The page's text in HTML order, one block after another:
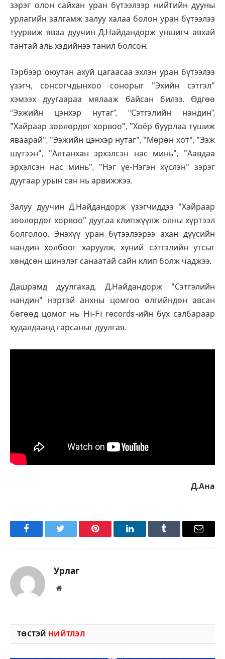
зэрэг олон сайхан уран бүтээлээр нийтийн дууны
урлагийн залгамж залуу халаа болон уран бүтээлээ
туурвиж яваа дуучин Д.Найдандорж уншигч авхай
тантай аль хэдийнээ танил болсон.
Тэрбээр оюутан ахуй цагаасаа эхлэн уран бүтээлээ
үзэгч, сонсогчдынхоо сонорыг "Эхийн сэтгэл"
хэмээх дуугаараа мялааж байсан билээ. Өдгөө
“Ээжийн цэнхэр нутаг”, “Сэтгэлийн нандин”,
"Хайраар зөөлөрдөг хорвоо", "Хоёр буурлаа түшиж
яваарай", "Ээжийн цэнхэр нутаг", "Мөрөн хот", "Ээж
шүтээн", "Алтанхан эрхэлсэн нас минь", "Аавдаа
эрхэлсэн нас минь", "Нэг үе-Нэгэн хүслэн" зэрэг
дуугаар урын сан нь арвижжээ.
Залуу дуучин Д.Найдандорж үзэгчиддээ "Хайраар
зөөлөрдөг хорвоо" дуугаа клипжүүлж олны хүртээл
болголоо. Энэхүү уран бүтээлээрээ ахан дүүсийн
нандин холбоог харуулж, хүний сэтгэлийн утсыг
хөндсөн шинэлэг санаатай сайн клип болж чаджээ.
Дашрамд дуулгахад, Д.Найдандорж "Сэтгэлийн
нандин" нэртэй анхны цомгоо өлгийндөн авсан
бөгөөд цомог нь Hi-Fi records-ийн бүх салбараар
худалдаанд гарсаныг дуулгая.
Д.Ана
FacebookTwitter Pinterest LinkedInTumblr Имэйл
Урлаг
Вэбсайт
ТӨСТЭЙ НИЙТЛЭЛ